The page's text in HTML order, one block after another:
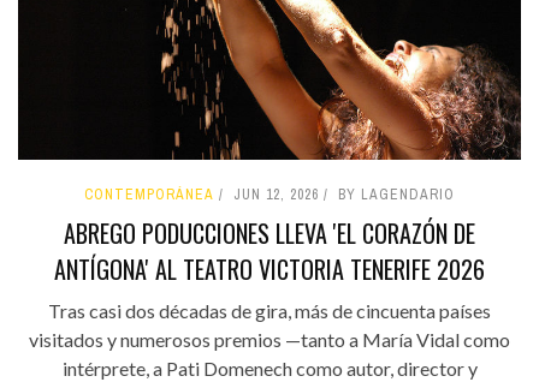
CONTEMPORÁNEA JUN 12, 2026 BY LAGENDARIO
ABREGO PODUCCIONES LLEVA 'EL CORAZÓN DE
ANTÍGONA' AL TEATRO VICTORIA TENERIFE 2026
Tras casi dos décadas de gira, más de cincuenta países
visitados y numerosos premios —tanto a María Vidal como
intérprete, a Pati Domenech como autor, director y